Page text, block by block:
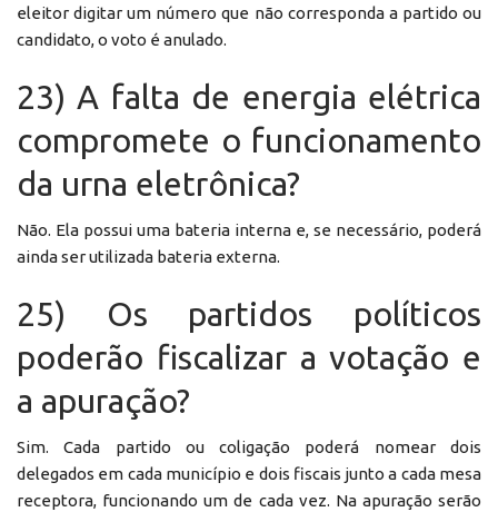
eleitor digitar um número que não corresponda a partido ou
candidato, o voto é anulado.
23) A falta de energia elétrica
compromete o funcionamento
da urna eletrônica?
Não. Ela possui uma bateria interna e, se necessário, poderá
ainda ser utilizada bateria externa.
25) Os partidos políticos
poderão fiscalizar a votação e
a apuração?
Sim. Cada partido ou coligação poderá nomear dois
delegados em cada município e dois fiscais junto a cada mesa
receptora, funcionando um de cada vez. Na apuração serão